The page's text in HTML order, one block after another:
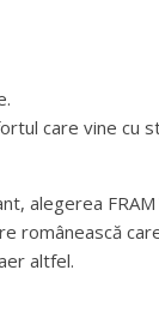
care vine cu
alegerea
românească
altfel.